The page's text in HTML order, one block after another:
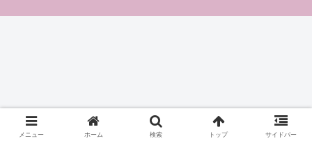
メニュー ホーム 検索 トップ サイドバー